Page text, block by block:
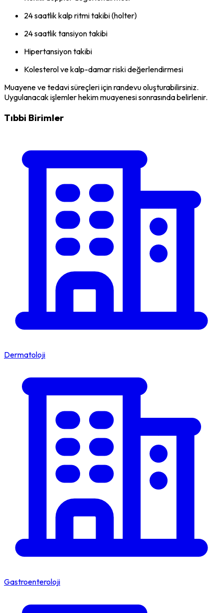
24 saatlik kalp ritmi takibi (holter)
24 saatlik tansiyon takibi
Hipertansiyon takibi
Kolesterol ve kalp-damar riski değerlendirmesi
Muayene ve tedavi süreçleri için randevu oluşturabilirsiniz.
Uygulanacak işlemler hekim muayenesi sonrasında belirlenir.
Tıbbi Birimler
Dermatoloji
Gastroenteroloji